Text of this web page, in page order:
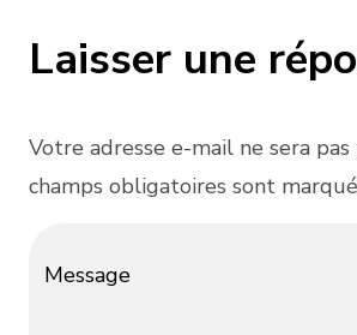
Laisser une
Votre adresse e-mail ne sera
champs obligatoires sont
Message